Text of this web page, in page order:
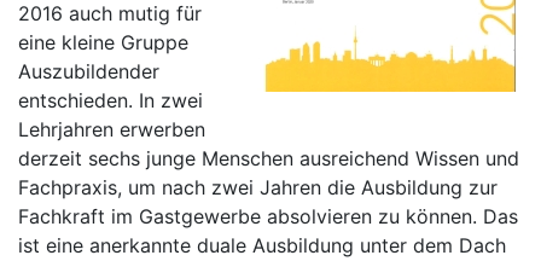
2016 auch mutig für
eine kleine Gruppe
Auszubildender
entschieden. In zwei
Lehrjahren erwerben
derzeit sechs junge Menschen ausreichend Wissen und
Fachpraxis, um nach zwei Jahren die Ausbildung zur
Fachkraft im Gastgewerbe absolvieren zu können. Das
ist eine anerkannte duale Ausbildung unter dem Dach